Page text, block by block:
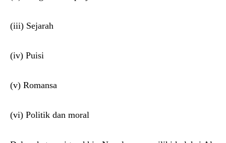
(iii) Sejarah
(iv) Puisi
(v) Romansa
(vi) Politik dan moral